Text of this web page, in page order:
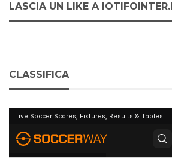
LASCIA UN LIKE A
CLASSIFICA